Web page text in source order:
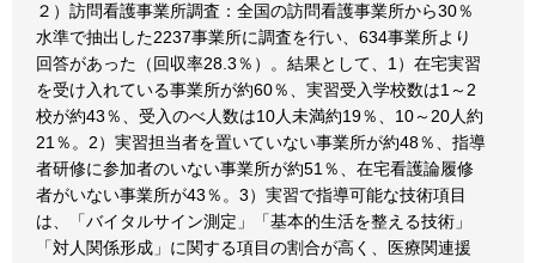
２）訪問看護事業所調査：全国の訪問看護事業所から30％
水準で抽出した2237事業所に調査を行い、634事業所より
回答があった（回収率28.3％）。結果として、1）在宅実習
を受け入れている事業所が約60％、実習受入学校数は1～2
校が約43％、受入のべ人数は10人未満約19％、10～20人約
21％。2）実習担当者を置いていない事業所が約48％、指導
者研修に参加者のいない事業所が約51％、在宅看護論履修
者がいない事業所が43％。3）実習で指導可能な技術項目
は、「バイタルサイン測定」「基本的生活を整える技術」
「対人関係形成」に関する項目の割合が高く、医療関連援